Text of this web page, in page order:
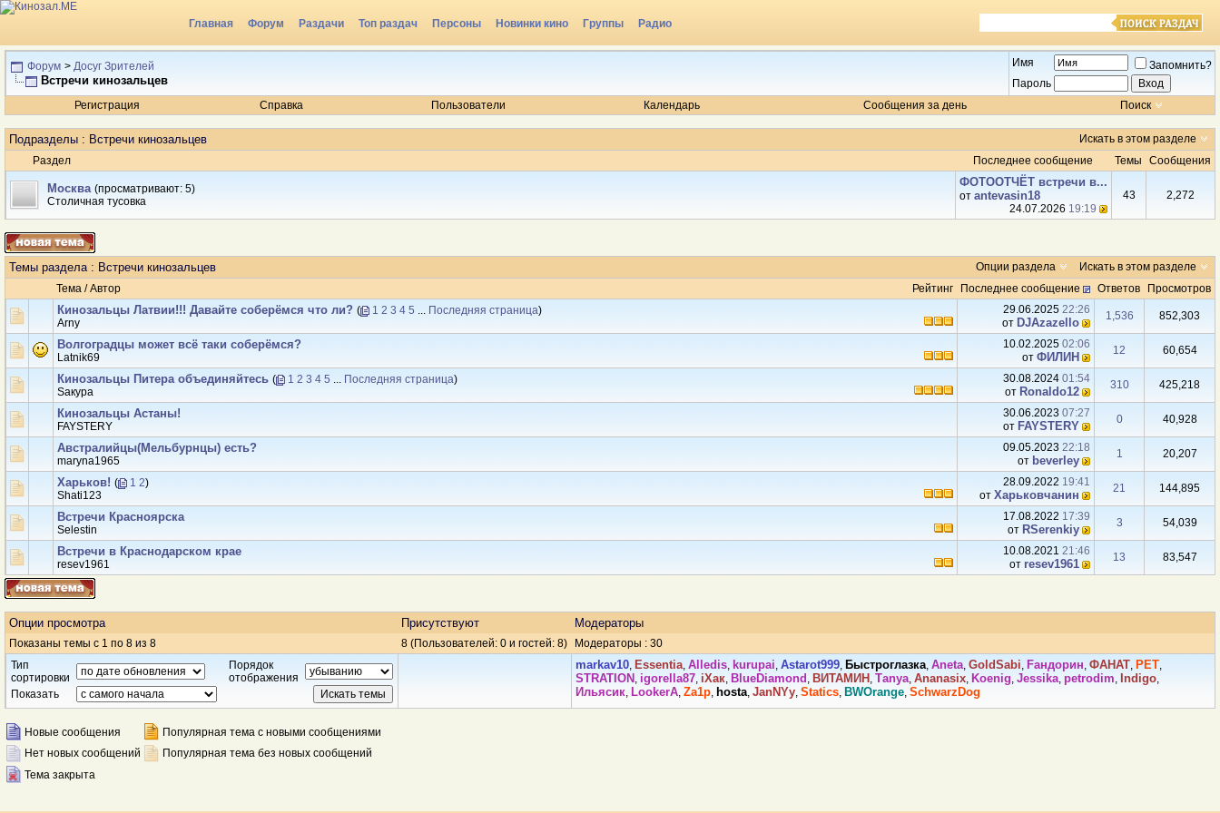
Главная Форум Раздачи Топ раздач Персоны Новинки кино Группы Радио
Форум > Досуг Зрителей
Встречи кинозальцев
Имя
Запомнить?
Пароль
Регистрация
Справка Пользователи Календарь Сообщения за день Поиск
Подразделы : Встречи кинозальцев
Искать в этом разделе
Раздел
Последнее сообщение Темы Сообщения
Москва (просматривают: 5)
Столичная тусовка
ФОТООТЧЁТ встречи в...
от antevasin18
24.07.2026 19:19
43 2,272
Темы раздела: Встречи кинозальцев Опции раздела
Искать в этом разделе
Рейтинг
Тема /Автор Последнее сообщение Ответов Просмотров
Кинозальцы Латвии!!! Давайте соберёмся что ли? ( 1 2 3 4 5 ... Последняя страница)
Arny
29.06.2025 22:26
от DJAzazello 1,536 852,303
Волгоградцы может всё таки соберёмся?
Latnik69
10.02.2025 02:06
от ФИЛИН 12 60,654
Кинозальцы Питера объединяйтесь ( 1 2 3 4 5 ... Последняя страница)
Sакура
30.08.2024 01:54
от Ronaldo12 310 425,218
Кинозальцы Астаны!
FAYSTERY
30.06.2023 07:27
от FAYSTERY 0 40,928
Австралийцы(Мельбурнцы) есть?
maryna1965
09.05.2023 22:18
от beverley 1 20,207
Харьков! ( 1 2)
Shati123
28.09.2022 19:41
от Харьковчанин 21 144,895
Встречи Красноярска
Selestin
17.08.2022 17:39
от RSerenkiy 3 54,039
Встречи в Краснодарском крае
resev1961
10.08.2021 21:46
от resev1961 13 83,547
Опции просмотра Присутствуют Модераторы
Показаны темы с 1 по 8 из 8 8 (Пользователей: 0 и гостей: 8)
Модераторы : 30
Тип
сортировки
Порядок
отображения
Показать
markav10, Essentia, Alledis, kurupai, Аstarot999, Быстроглазка, Аneta, GoldSabi, Fандорин, ФАНАТ, PET,
STRATION , igorella87, iХaк, BlueDiamond , ВИТАМИH , Tаnya, Ananasix, Kоenig, Jеssikа, petrodim, Indigо,
Ильясик, LookerA, Za1p, hosta, JanNYy, Statics, BWOrange, SchwarzDog
Новые сообщения
Популярная тема с новыми сообщениями
Нет новых сообщений
Популярная тема без новых сообщений
Тема закрыта